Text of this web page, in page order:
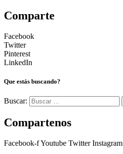
Comparte
Facebook
Twitter
Pinterest
LinkedIn
Que estás buscando?
Buscar:
Compartenos
Facebook-fYoutube Twitter Instagram